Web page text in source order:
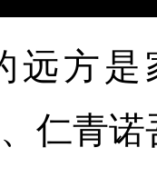
方是
仁青